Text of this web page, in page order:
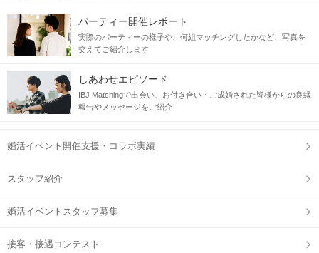
パーティー開催レポート
実際のパーティーの様子や、何組マッチングしたかなど、写真を
交えてご紹介します
しあわせエピソード
IBJ Matchingで出会い、お付き合い・ご成婚された皆様からの良縁
報告やメッセージをご紹介
婚活イベント開催支援・コラボ実績
スタッフ紹介
婚活イベントスタッフ募集
接客・接遇コンテスト